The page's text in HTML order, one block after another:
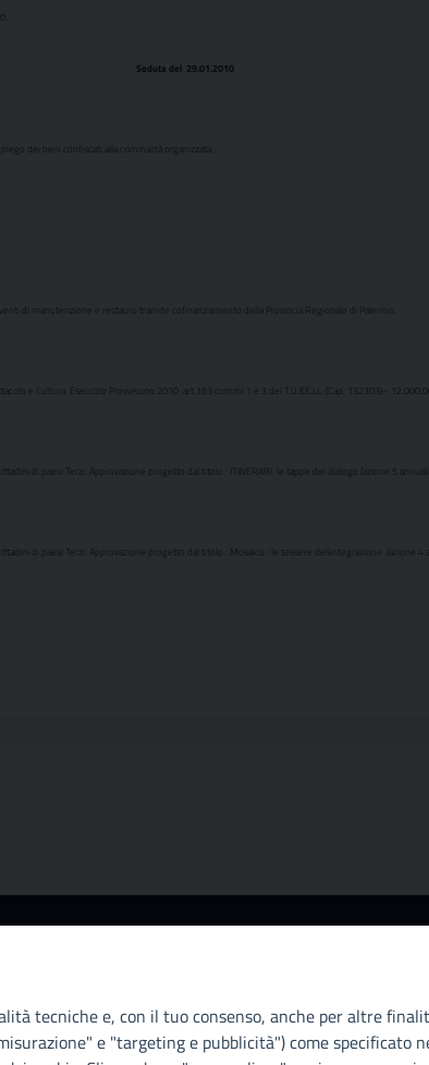
Seduta del 29.01.2010
dei beni confiscati alla criminalità organizzata.
di manutenzione e restauro tramite cofinanziamento della Provincia Regionale di Palermo.
e Cultura  Esercizio Provvisorio 2010  art.163 commi 1 e 3 del T.U.EE.LL. (Cap. 132303)- .12.000,00.
di paesi Terzi. Approvazione progetto dal titolo : ITINERARI  le tappe del dialogo (azione 5
di paesi Terzi. Approvazione progetto dal titolo : Mosaico : le tessere dellintegrazione  (azione 4
Maqueda, 100 - 90134 - Palermo
Fisc. 80021470820
PEC: cm.pa@cert.cittametropolitana.pa.it
il
tecniche e, con il tuo consenso, anche per altre
e "targeting e pubblicità") come specificato